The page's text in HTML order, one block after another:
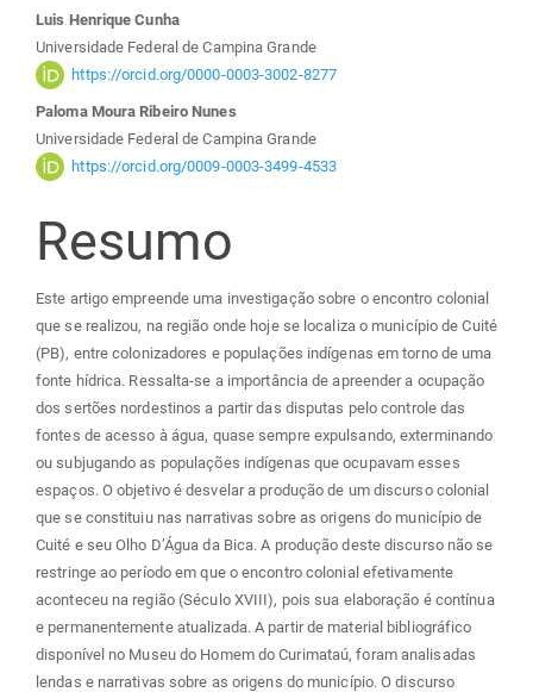
Conteúdo
do
artigo
principal
Luis Henrique Cunha
Universidade Federal de Campina Grande
https://orcid.org/0000-0003-3002-8277
Paloma Moura Ribeiro Nunes
Universidade Federal de Campina Grande
https://orcid.org/0009-0003-3499-4533
Resumo
Este artigo empreende uma investigação sobre o encontro colonial
que se realizou, na região onde hoje se localiza o município de Cuité
(PB), entre colonizadores e populações indígenas em torno de uma
fonte hídrica. Ressalta-se a importância de apreender a ocupação
dos sertões nordestinos a partir das disputas pelo controle das
fontes de acesso à água, quase sempre expulsando, exterminando
ou subjugando as populações indígenas que ocupavam esses
espaços. O objetivo é desvelar a produção de um discurso colonial
que se constituiu nas narrativas sobre as origens do município de
Cuité e seu Olho D’Água da Bica. A produção deste discurso não se
restringe ao período em que o encontro colonial efetivamente
aconteceu na região (Século XVIII), pois sua elaboração é contínua
e permanentemente atualizada. A partir de material bibliográfico
disponível no Museu do Homem do Curimataú, foram analisadas
lendas e narrativas sobre as origens do município. O discurso